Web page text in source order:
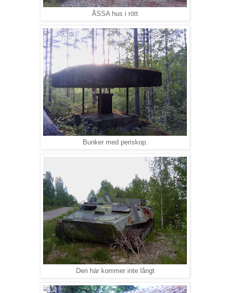
ÅSSA hus i rött
Bunker med periskop.
Den här kommer inte långt